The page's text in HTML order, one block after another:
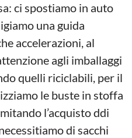
ci spostiamo in auto
una guida
accelerazioni, al
agli imballaggi
quelli riciclabili, per il
le buste in stoffa
l’acquisto ddi
di sacchi